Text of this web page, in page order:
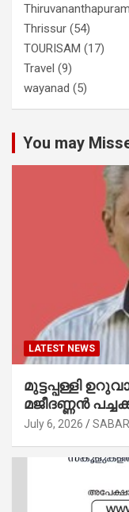
Thiruvananthapuram
Thrissur (54)
TOURISAM (17)
Travel (9)
wayanad (5)
You may
LATEST NEWS
മുട്ടപ്പള്ളി
മജീദണ്ണൻ
July 6, 2026